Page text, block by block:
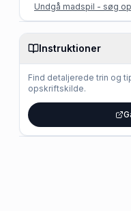
Undgå madspil - søg
Instruktioner
Find detaljerede trin og
opskriftskilde.